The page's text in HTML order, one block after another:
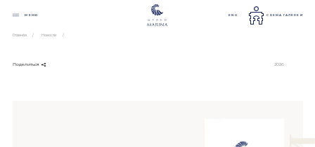
МЕНЮ ENG СХЕМА ГАЛЕРЕИ
Главная Новости
Поделиться 2026